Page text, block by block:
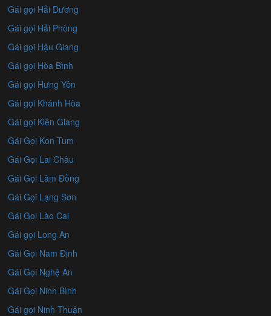
Gái gọi Hải Dương
Gái gọi Hải Phòng
Gái gọi Hậu Giang
Gái gọi Hòa Bình
Gái gọi Hưng Yên
Gái gọi Khánh Hòa
Gái gọi Kiên Giang
Gái Gọi Kon Tum
Gái Gọi Lai Châu
Gái Gọi Lâm Đồng
Gái Gọi Lạng Sơn
Gái Gọi Lào Cai
Gái gọi Long An
Gái Gọi Nam Định
Gái Gọi Nghệ An
Gái Gọi Ninh Bình
Gái gọi Ninh Thuận